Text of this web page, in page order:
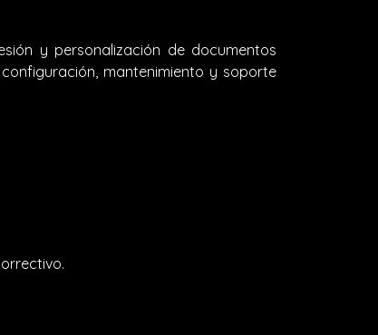
y personalización de documentos
mantenimiento y soporte